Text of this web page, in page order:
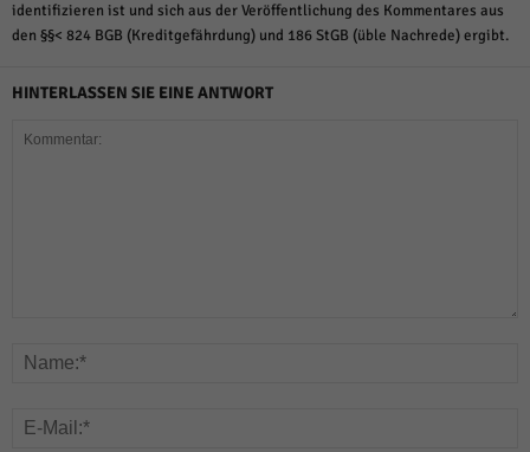
identifizieren ist und sich aus der Veröffentlichung des Kommentares aus
den §§< 824 BGB (Kreditgefährdung) und 186 StGB (üble Nachrede) ergibt.
HINTERLASSEN SIE EINE ANTWORT